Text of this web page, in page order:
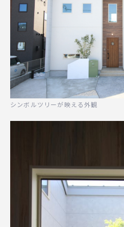
シンボルツリーが映える外観